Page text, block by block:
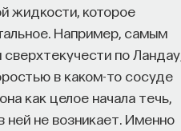
жидкости, которое
Например, самым
по Ландау,
в каком-то сосуде
как целое начала течь,
ней не возникает. Именно